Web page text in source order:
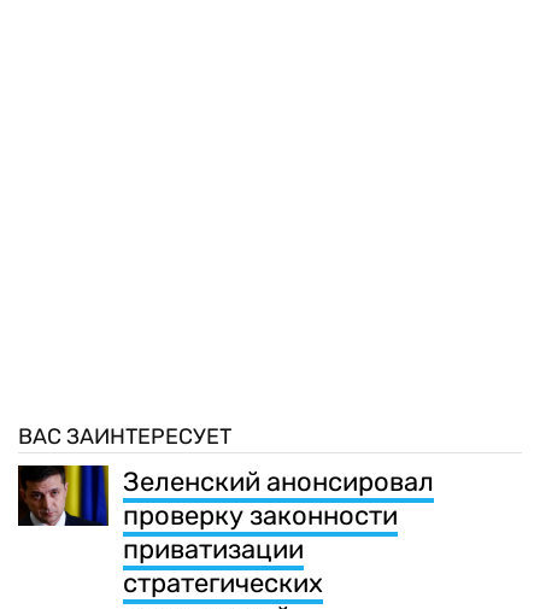
ВАС ЗАИНТЕРЕСУЕТ
Зеленский анонсировал
проверку законности
приватизации
стратегических